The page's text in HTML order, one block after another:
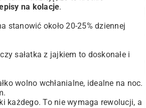
na kolacje.
stanowić około 20-25% dziennej
sałatka z jajkiem to doskonałe i
wolno wchłanialne, idealne na noc.
każdego. To nie wymaga rewolucji, a